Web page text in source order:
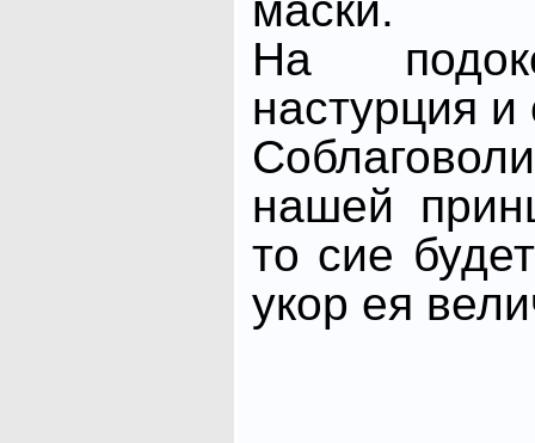
маски.
На
настурция
нашей
то сие
укор ея